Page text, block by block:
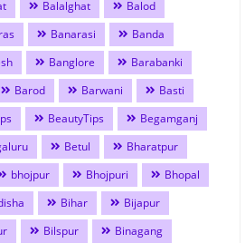
Balalghat
Balod
Banarasi
Banda
Banglore
Barabanki
Barod Barwani
Basti
BeautyTips
Begamganj
Betul
Bharatpur
bhojpur Bhojpuri
Bhopal
Bihar
Bijapur
Bilspur
Binagang